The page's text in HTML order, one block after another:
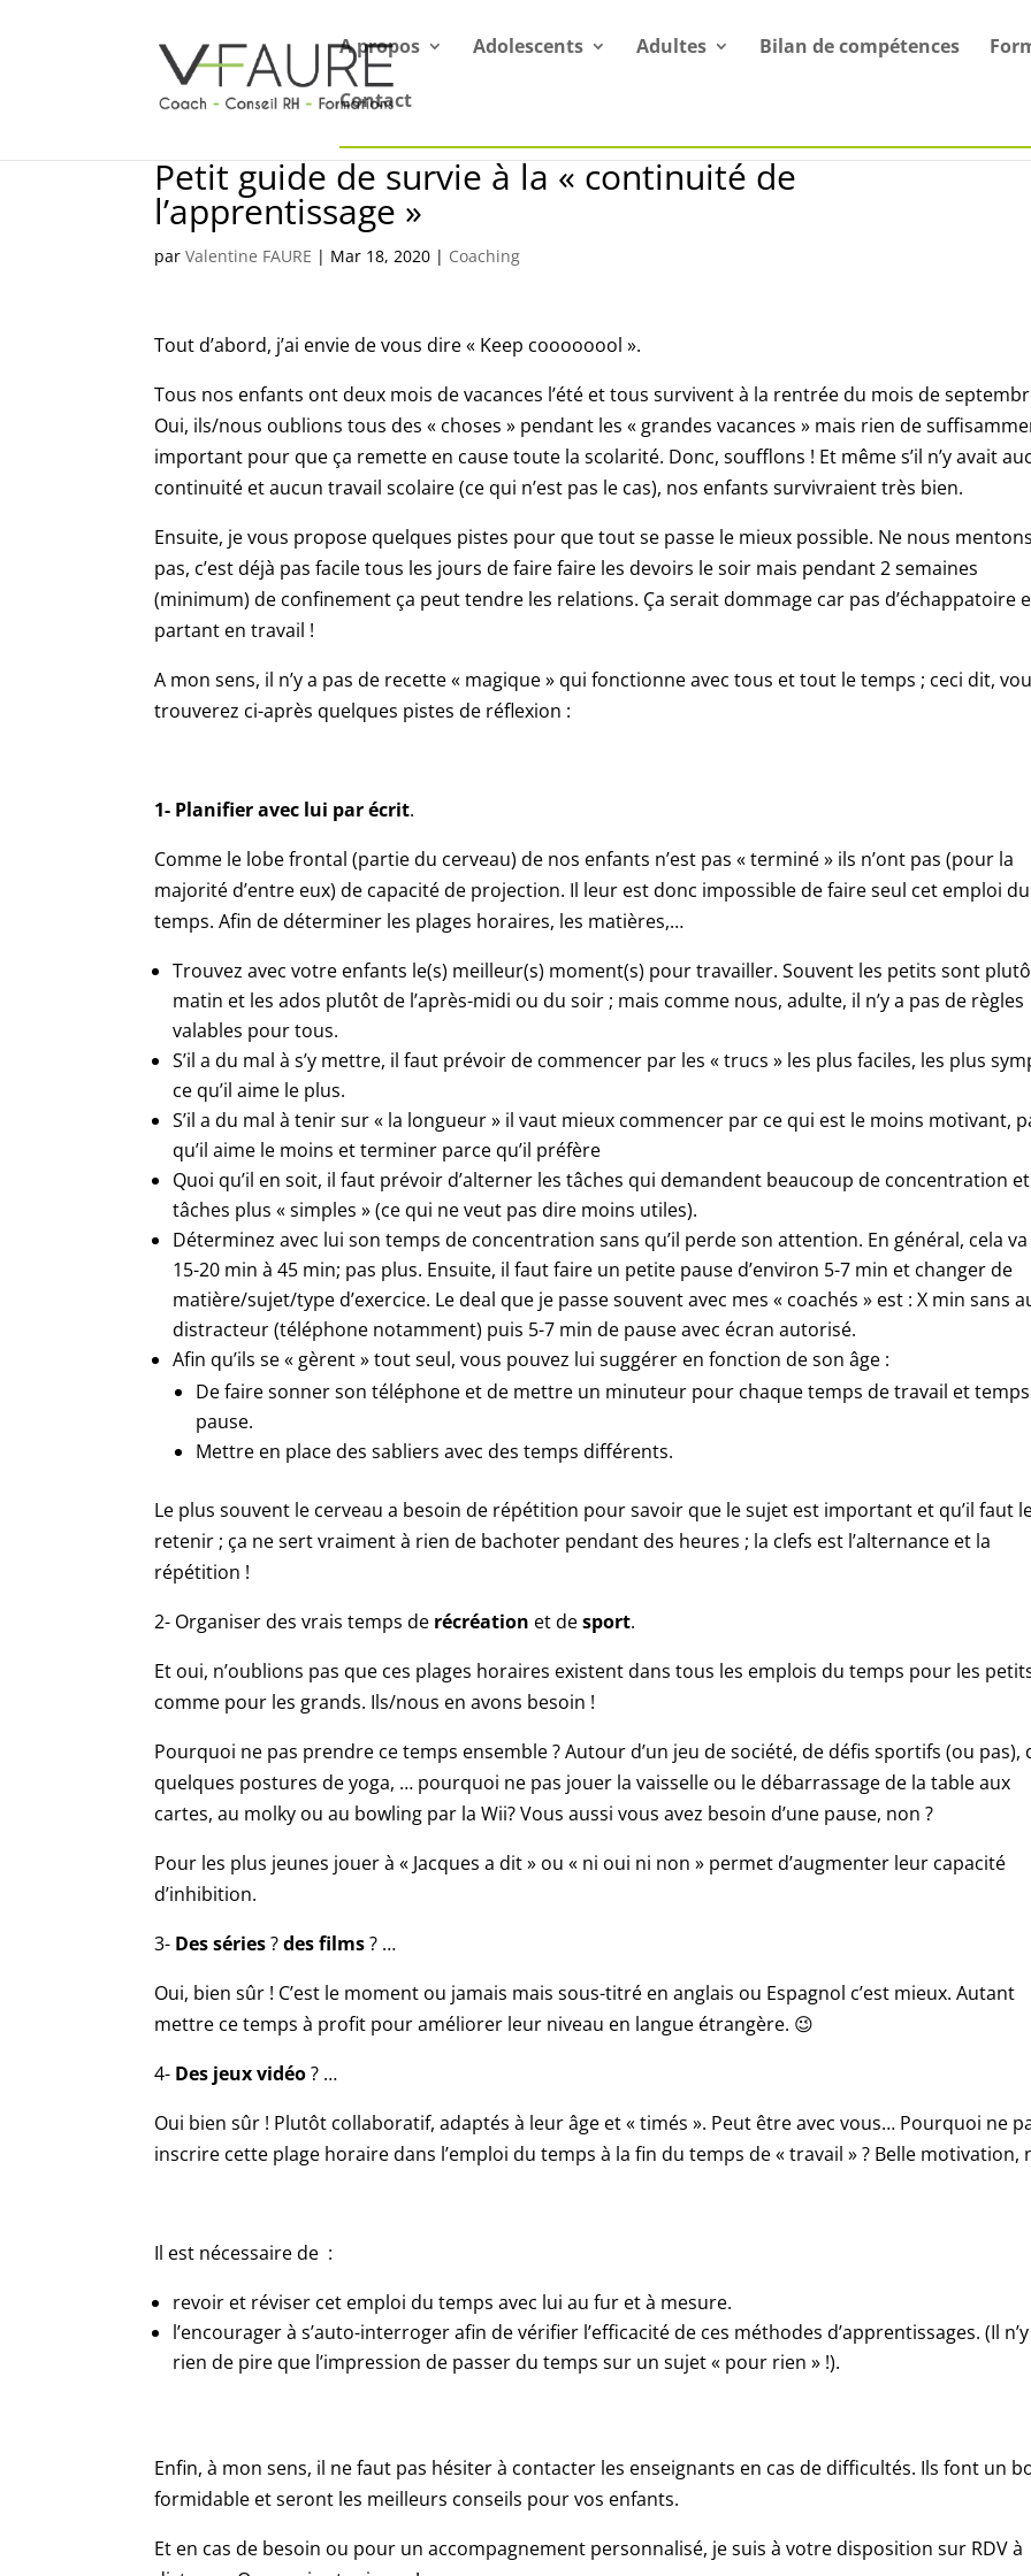
A propos Adolescents Adultes Bilan de compétences
Contact
Petit guide de survie à la « continuité de
l’apprentissage »
parValentine FAURE | Mar 18, 2020 | Coaching
Tout d’abord, j’ai envie de vous dire « Keep coooooool ».
Tous nos enfants ont deux mois de vacances l’été et tous survivent à la rentrée du mois de
Oui, ils/nous oublions tous des « choses » pendant les « grandes vacances » mais rien de
important pour que ça remette en cause toute la scolarité. Donc, soufflons ! Et même s’il n’y avait
continuité et aucun travail scolaire (ce qui n’est pas le cas), nos enfants survivraient très bien.
Ensuite, je vous propose quelques pistes pour que tout se passe le mieux possible. Ne nous
pas, c’est déjà pas facile tous les jours de faire faire les devoirs le soir mais pendant 2 semaines
(minimum) de confinement ça peut tendre les relations. Ça serait dommage car pas d’échappatoire
partant en travail !
A mon sens, il n’y a pas de recette « magique » qui fonctionne avec tous et tout le temps ; ceci dit,
trouverez ci-après quelques pistes de réflexion :
1- Planifier avec lui par écrit.
Comme le lobe frontal (partie du cerveau) de nos enfants n’est pas « terminé » ils n’ont pas (pour la
majorité d’entre eux) de capacité de projection. Il leur est donc impossible de faire seul cet emploi du
temps. Afin de déterminer les plages horaires, les matières,…
Trouvez avec votre enfants le(s) meilleur(s) moment(s) pour travailler. Souvent les petits sont
matin et les ados plutôt de l’après-midi ou du soir ; mais comme nous, adulte, il n’y a pas de règles
valables pour tous.
S’il a du mal à s’y mettre, il faut prévoir de commencer par les « trucs » les plus faciles, les plus
ce qu’il aime le plus.
S’il a du mal à tenir sur « la longueur » il vaut mieux commencer par ce qui est le moins motivant,
qu’il aime le moins et terminer parce qu’il préfère
Quoi qu’il en soit, il faut prévoir d’alterner les tâches qui demandent beaucoup de concentration
tâches plus « simples » (ce qui ne veut pas dire moins utiles).
Déterminez avec lui son temps de concentration sans qu’il perde son attention. En général, cela
15-20 min à 45 min; pas plus. Ensuite, il faut faire un petite pause d’environ 5-7 min et changer de
matière/sujet/type d’exercice. Le deal que je passe souvent avec mes « coachés » est : X min sans
distracteur (téléphone notamment) puis 5-7 min de pause avec écran autorisé.
Afin qu’ils se « gèrent » tout seul, vous pouvez lui suggérer en fonction de son âge :
De faire sonner son téléphone et de mettre un minuteur pour chaque temps de travail et
pause.
Mettre en place des sabliers avec des temps différents.
Le plus souvent le cerveau a besoin de répétition pour savoir que le sujet est important et qu’il faut
retenir ; ça ne sert vraiment à rien de bachoter pendant des heures ; la clefs est l’alternance et la
répétition !
2- Organiser des vrais temps de récréation et desport.
Et oui, n’oublions pas que ces plages horaires existent dans tous les emplois du temps pour les
comme pour les grands. Ils/nous en avons besoin !
Pourquoi ne pas prendre ce temps ensemble ? Autour d’un jeu de société, de défis sportifs (ou pas),
quelques postures de yoga, … pourquoi ne pas jouer la vaisselle ou le débarrassage de la table aux
cartes, au molky ou au bowling par la Wii? Vous aussi vous avez besoin d’une pause, non ?
Pour les plus jeunes jouer à « Jacques a dit » ou « ni oui ni non » permet d’augmenter leur capacité
d’inhibition.
3- Des séries?des films? …
Oui, bien sûr ! C’est le moment ou jamais mais sous-titré en anglais ou Espagnol c’est mieux. Autant
mettre ce temps à profit pour améliorer leur niveau en langue étrangère. 😉
4- Des jeux vidéo? …
Oui bien sûr ! Plutôt collaboratif, adaptés à leur âge et « timés ». Peut être avec vous… Pourquoi ne
inscrire cette plage horaire dans l’emploi du temps à la fin du temps de « travail » ? Belle motivation,
Il est nécessaire de :
revoir et réviser cet emploi du temps avec lui au fur et à mesure.
l’encourager à s’auto-interroger afin de vérifier l’efficacité de ces méthodes d’apprentissages. (Il
rien de pire que l’impression de passer du temps sur un sujet « pour rien » !).
Enfin, à mon sens, il ne faut pas hésiter à contacter les enseignants en cas de difficultés. Ils font un
formidable et seront les meilleurs conseils pour vos enfants.
Et en cas de besoin ou pour un accompagnement personnalisé, je suis à votre disposition sur RDV à